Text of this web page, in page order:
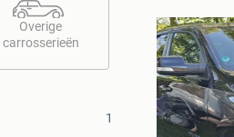
Overige
carrosserieën
1